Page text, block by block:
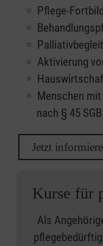
Pflege-
Aktivierung
Menschen
nach § 45
Jetzt
Kurse für
Als